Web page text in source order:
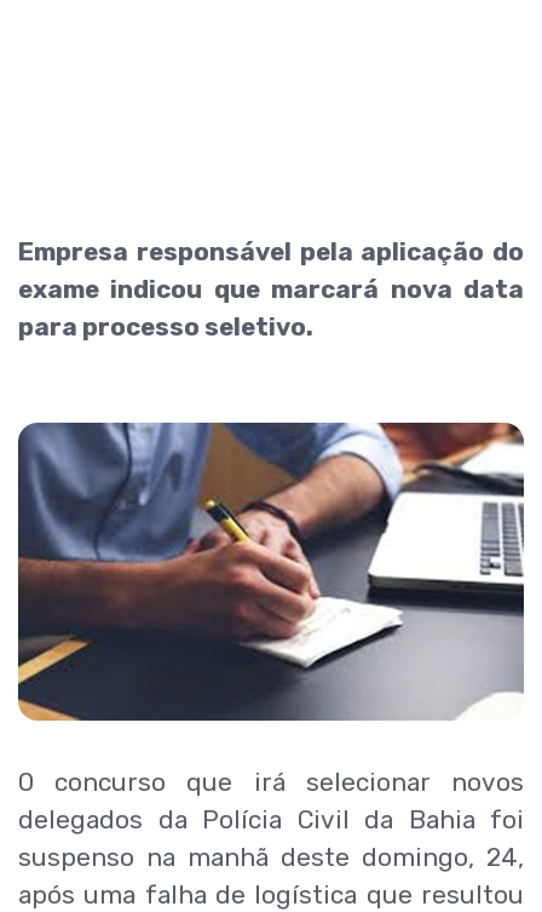
Empresa responsável pela aplicação do
exame indicou que marcará nova data
para processo seletivo.
O concurso que irá selecionar novos
delegados da Polícia Civil da Bahia foi
suspenso na manhã deste domingo, 24,
após uma falha de logística que resultou